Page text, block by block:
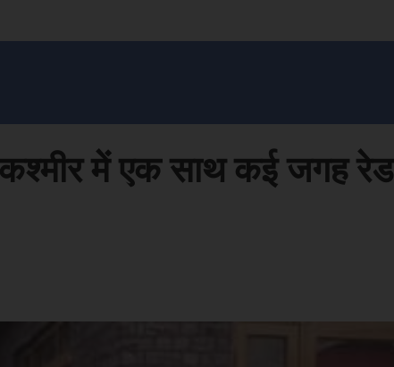
में एक साथ कई जगह रेड